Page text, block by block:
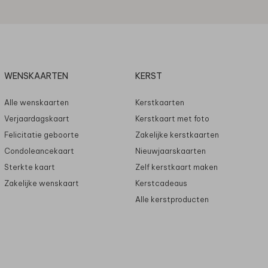
WENSKAARTEN
Alle wenskaarten
Verjaardagskaart
Felicitatie geboorte
Condoleancekaart
Sterkte kaart
Zakelijke wenskaart
KERST
Kerstkaarten
Kerstkaart met foto
Zakelijke kerstkaarten
Nieuwjaarskaarten
Zelf kerstkaart maken
Kerstcadeaus
Alle kerstproducten